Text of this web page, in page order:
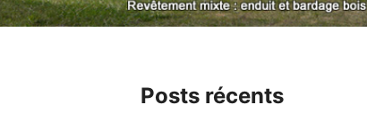
Posts récents